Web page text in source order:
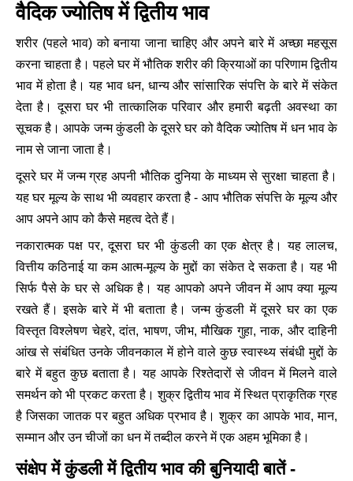
वैदिक ज्योतिष में द्वितीय भाव
शरीर (पहले भाव) को बनाया जाना चाहिए और अपने बारे में अच्छा महसूस
करना चाहता है। पहले घर में भौतिक शरीर की क्रियाओं का परिणाम द्वितीय
भाव में होता है। यह भाव धन, धान्य और सांसारिक संपत्ति के बारे में संकेत
देता है। दूसरा घर भी तात्कालिक परिवार और हमारी बढ़ती अवस्था का
सूचक है। आपके जन्म कुंडली के दूसरे घर को वैदिक ज्योतिष में धन भाव के
नाम से जाना जाता है।
दूसरे घर में जन्म ग्रह अपनी भौतिक दुनिया के माध्यम से सुरक्षा चाहता है।
यह घर मूल्य के साथ भी व्यवहार करता है - आप भौतिक संपत्ति के मूल्य और
आप अपने आप को कैसे महत्व देते हैं।
नकारात्मक पक्ष पर, दूसरा घर भी कुंडली का एक क्षेत्र है। यह लालच,
वित्तीय कठिनाई या कम आत्म-मूल्य के मुद्दों का संकेत दे सकता है। यह भी
सिर्फ पैसे के घर से अधिक है। यह आपको अपने जीवन में आप क्या मूल्य
रखते हैं। इसके बारे में भी बताता है। जन्म कुंडली में दूसरे घर का एक
विस्तृत विश्लेषण चेहरे, दांत, भाषण, जीभ, मौखिक गुहा, नाक, और दाहिनी
आंख से संबंधित उनके जीवनकाल में होने वाले कुछ स्वास्थ्य संबंधी मुद्दों के
बारे में बहुत कुछ बताता है। यह आपके रिश्तेदारों से जीवन में मिलने वाले
समर्थन को भी प्रकट करता है। शुक्र द्वितीय भाव में स्थित प्राकृतिक ग्रह
है जिसका जातक पर बहुत अधिक प्रभाव है। शुक्र का आपके भाव, मान,
सम्मान और उन चीजों का धन में तब्दील करने में एक अहम भूमिका है।
संक्षेप में कुंडली में द्वितीय भाव की बुनियादी बातें -